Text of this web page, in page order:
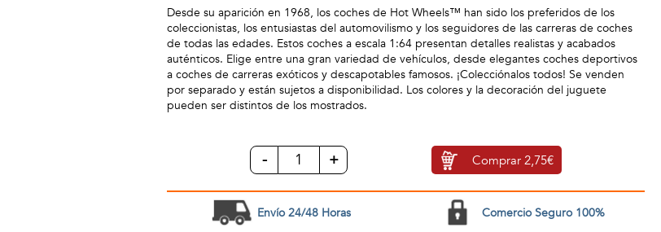
Desde su aparición en 1968, los coches de Hot Wheels™ han sido los preferidos de los
coleccionistas, los entusiastas del automovilismo y los seguidores de las carreras de coches
de todas las edades. Estos coches a escala 1:64 presentan detalles realistas y acabados
auténticos. Elige entre una gran variedad de vehículos, desde elegantes coches deportivos
a coches de carreras exóticos y descapotables famosos. ¡Colecciónalos todos! Se venden
por separado y están sujetos a disponibilidad. Los colores y la decoración del juguete
pueden ser distintos de los mostrados.
- + Comprar 2,75€
Envío 24/48 Horas Comercio Seguro 100%